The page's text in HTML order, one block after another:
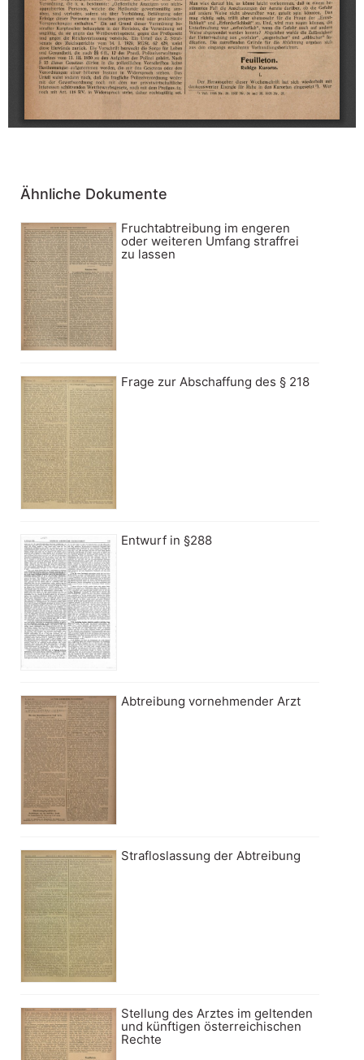
Ähnliche Dokumente
Fruchtabtreibung im engeren
oder weiteren Umfang straffrei
zu lassen
Frage zur Abschaffung des § 218
Entwurf in §288
Abtreibung vornehmender Arzt
Strafloslassung der Abtreibung
Stellung des Arztes im geltenden
und künftigen österreichischen
Rechte